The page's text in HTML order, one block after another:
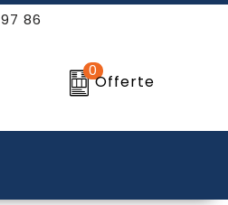
86
0
Offerte